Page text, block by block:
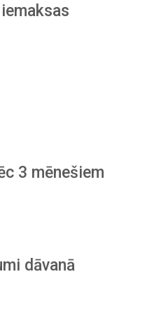
3 mēnešiem
dāvanā